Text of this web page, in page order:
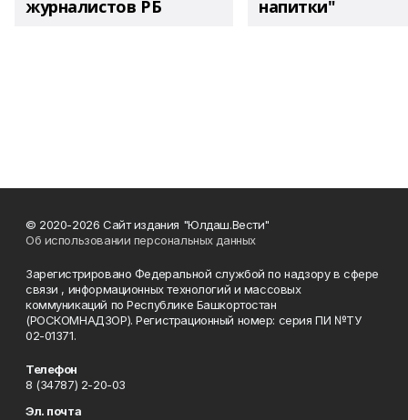
журналистов РБ напитки"
© 2020-2026 Сайт издания "Юлдаш.Вести"
Об использовании персональных данных
Зарегистрировано Федеральной службой по надзору в сфере
связи , информационных технологий и массовых
коммуникаций по Республике Башкортостан
(РОСКОМНАДЗОР). Регистрационный номер: серия ПИ №ТУ
02-01371.
Телефон
8 (34787) 2-20-03
Эл. почта